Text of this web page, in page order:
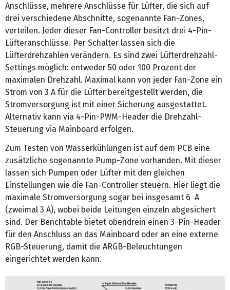
Anschlüsse, mehrere Anschlüsse für Lüfter, die sich auf
drei verschiedene Abschnitte, sogenannte Fan-Zones,
verteilen. Jeder dieser Fan-Controller besitzt drei 4-Pin-
Lüfteranschlüsse. Per Schalter lassen sich die
Lüfterdrehzahlen verändern. Es sind zwei Lüfterdrehzahl-
Settings möglich: entweder 50 oder 100 Prozent der
maximalen Drehzahl. Maximal kann von jeder Fan-Zone ein
Strom von 3 A für die Lüfter bereitgestellt werden, die
Stromversorgung ist mit einer Sicherung ausgestattet.
Alternativ kann via 4-Pin-PWM-Header die Drehzahl-
Steuerung via Mainboard erfolgen.
Zum Testen von Wasserkühlungen ist auf dem PCB eine
zusätzliche sogenannte Pump-Zone vorhanden. Mit dieser
lassen sich Pumpen oder Lüfter mit den gleichen
Einstellungen wie die Fan-Controller steuern. Hier liegt die
maximale Stromversorgung sogar bei insgesamt 6 A
(zweimal 3 A), wobei beide Leitungen einzeln abgesichert
sind. Der Benchtable bietet obendrein einen 3-Pin-Header
für den Anschluss an das Mainboard oder an eine externe
RGB-Steuerung, damit die ARGB-Beleuchtungen
eingerichtet werden kann.